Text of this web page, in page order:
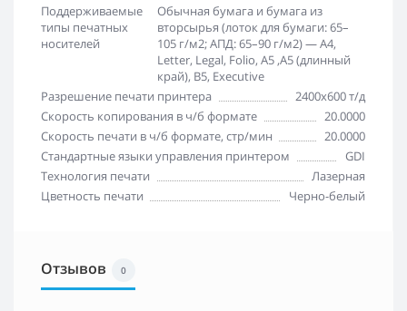
Поддерживаемые
типы печатных
носителей
Обычная бумага и бумага из
вторсырья (лоток для бумаги: 65–
105 г/м2; АПД: 65–90 г/м2) — A4,
Letter, Legal, Folio, A5 ,A5 (длинный
край), B5, Executive
Разрешение печати принтера
2400x600 т/д
Скорость копирования в ч/б формате
20.0000
Скорость печати в ч/б формате, стр/мин
20.0000
Стандартные языки управления принтером
GDI
Технология печати
Лазерная
Цветность печати
Черно-белый
Отзывов 0